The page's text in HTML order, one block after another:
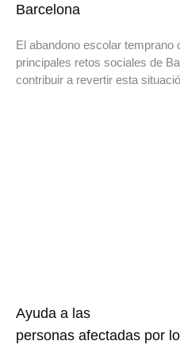
Barcelona
El abandono escolar temprano
principales retos sociales de
contribuir a revertir esta
Ayuda a las
personas afectadas por